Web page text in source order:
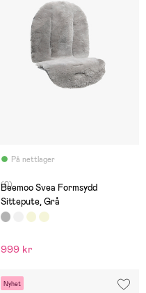
På nettlager
(0)
Beemoo Svea Formsydd
Sittepute, Grå
999 kr
Nyhet